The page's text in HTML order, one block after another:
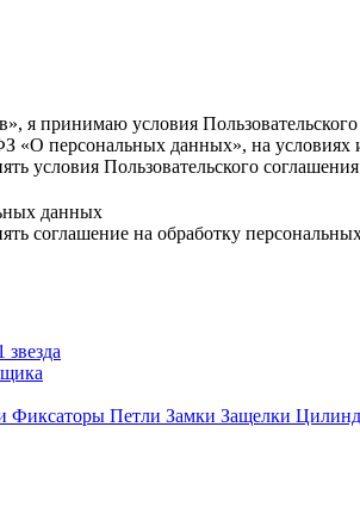
я принимаю условия
«О персональных данных», на
условия Пользовательского соглашения
данных
соглашение на обработку
звезда
Фиксаторы Петли Замки Защелки